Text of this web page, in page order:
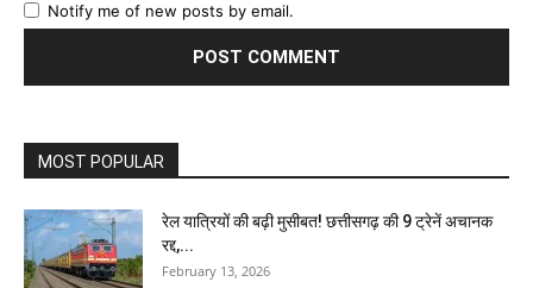
Notify me of new posts by email.
MOST POPULAR
रेल यात्रियों की बढ़ी मुसीबत! छत्तीसगढ़ की 9 ट्रेनें अचानक
रद्द,...
February 13, 2026